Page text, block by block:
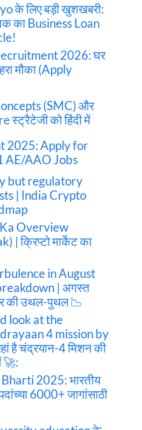
के लिए बड़ी खुशखबरी:
का Business Loan
2026: घर
मौका (Apply
(SMC) और
को हिंदी में
2025: Apply for
AE/AAO Jobs
but regulatory
| India Crypto
Overview
| क्रिप्टो मार्केट का
in August
| अगस्त
की उथल-पुथल 📉
look at the
4 mission by
है चंद्रयान-4 मिशन की
🚀:
2025: भारतीय
6000+ जागांसाठी